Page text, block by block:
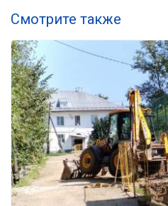
Смотрите также